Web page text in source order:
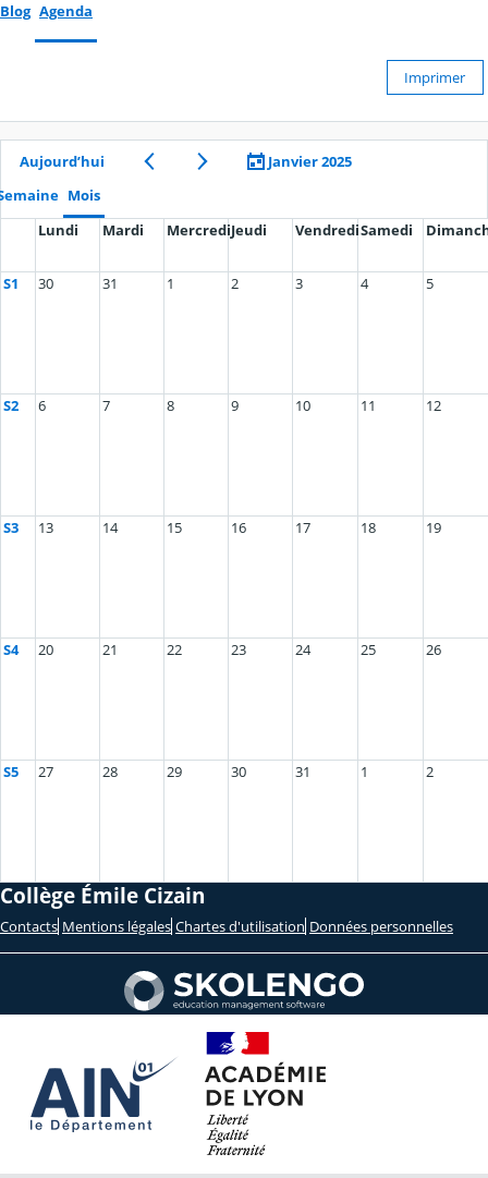
Blog Agenda
Imprimer
Aujourd’hui
Janvier 2025
Mois
Lundi
Mardi MercrediJeudi VendrediSamedi
S1 30 31 1 2 3 4 5
S2 6 7 8 9 10 11 12
S3 13 14 15 16 17 18 19
S4 20 21 22 23 24 25 26
S5 27 28 29 30 31 1 2
Collège Émile Cizain
Contacts Mentions légales Chartes d'utilisation Données personnelles